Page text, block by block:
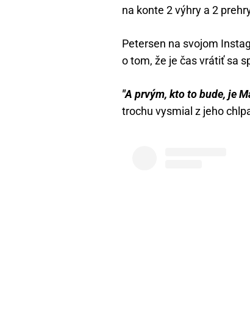
na konte 2 výhry a 2
Petersen na svojom
o tom, že je čas vrátiť sa
"A prvým, kto to bude, je
trochu vysmial z jeho